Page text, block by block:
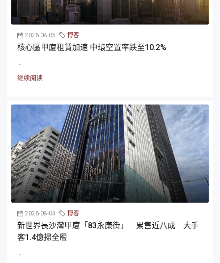
2026-08-05 博客
核心區甲廈租賃加速 中環空置率跌至10.2%
继续阅读
2026-08-04 博客
新世界長沙灣甲廈「83永康街」 累售近八成 大手
客1.4億掃全層